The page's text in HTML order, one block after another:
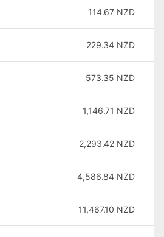
114.67 NZD
229.34 NZD
573.35 NZD
1,146.71 NZD
2,293.42 NZD
4,586.84 NZD
11,467.10 NZD